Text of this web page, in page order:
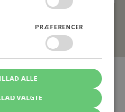
PRÆFERENCER
VALGTE
ALLE